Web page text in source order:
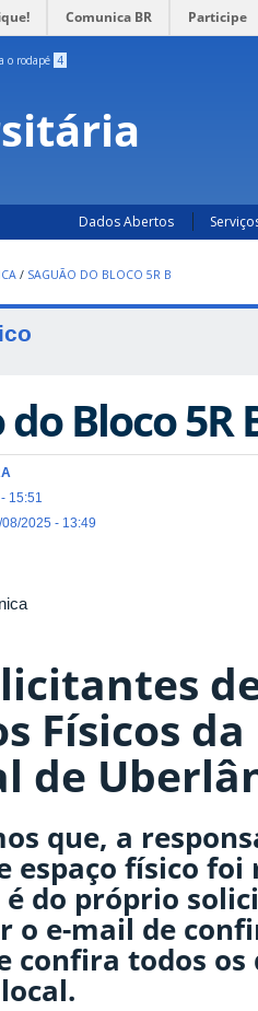
Comunica BR Participe
o rodapé 4
Dados Abertos
/ SAGUÃO DO BLOCO 5R B
Bloco 5R
15:51
2025 - 13:49
Físicos
de
que, a
espaço físico
do próprio
o e-mail de
confira todos